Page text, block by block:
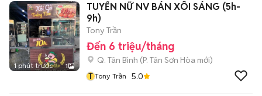
1 phút trước 1
TUYỂN NỮ NV BÁN XÔI SÁNG (5h-
9h)
Tony Trần
Đến 6 triệu/tháng
Q. Tân Bình (P. Tân Sơn Hòa mới)
T Tony Trần 5.0